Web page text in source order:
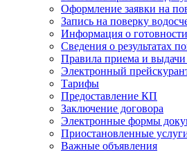
Оформление заявки на
Запись на поверку
Информация о готовности
Сведения о результатах
Правила приема и
Электронный
Тарифы
Предоставление КП
Заключение договора
Электронные формы
Приостановленные
Важные объявления